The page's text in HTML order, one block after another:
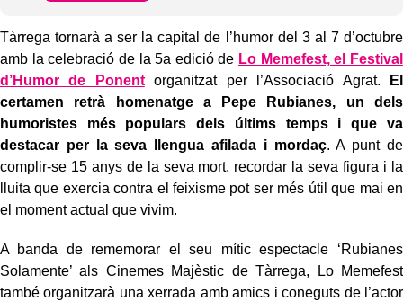
Tàrrega tornarà a ser la capital de l’humor del 3 al 7 d’octubre
amb la celebració de la 5a edició de Lo Memefest, el Festival
d’Humor de Ponentorganitzat per l’Associació Agrat.
El
certamen retrà homenatge a Pepe Rubianes, un dels
humoristes més populars dels últims temps i que va
destacar per la seva llengua afilada i mordaç. A punt de
complir-se 15 anys de la seva mort, recordar la seva figura i la
lluita que exercia contra el feixisme pot ser més útil que mai en
el moment actual que vivim.
A banda de rememorar el seu mític espectacle ‘Rubianes
Solamente’ als Cinemes Majèstic de Tàrrega, Lo Memefest
també organitzarà una xerrada amb amics i coneguts de l’actor